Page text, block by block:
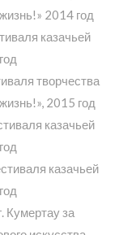
2014 год
казачьей
творчества
2015 год
казачьей
казачьей
Кумертау за